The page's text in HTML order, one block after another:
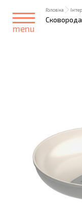
menu
Головна